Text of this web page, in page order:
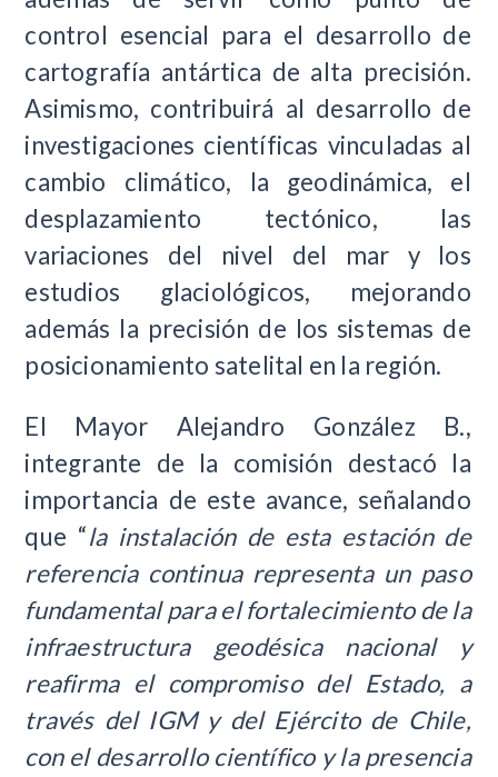
control esencial para el desarrollo de
cartografía antártica de alta precisión.
Asimismo, contribuirá al desarrollo de
investigaciones científicas vinculadas al
cambio climático, la geodinámica, el
desplazamiento tectónico, las
variaciones del nivel del mar y los
estudios glaciológicos, mejorando
además la precisión de los sistemas de
posicionamiento satelital en la región.
El Mayor Alejandro González B.,
integrante de la comisión destacó la
importancia de este avance, señalando
que “la instalación de esta estación de
referencia continua representa un paso
fundamental para el fortalecimiento de la
infraestructura geodésica nacional y
reafirma el compromiso del Estado, a
través del IGM y del Ejército de Chile,
con el desarrollo científico y la presencia